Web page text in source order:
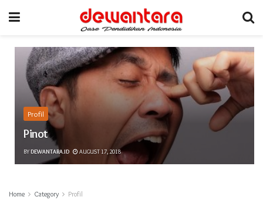
Profil
Pinot
BYDEWANTARA.ID AUGUST 17, 2018
Home Category Profil